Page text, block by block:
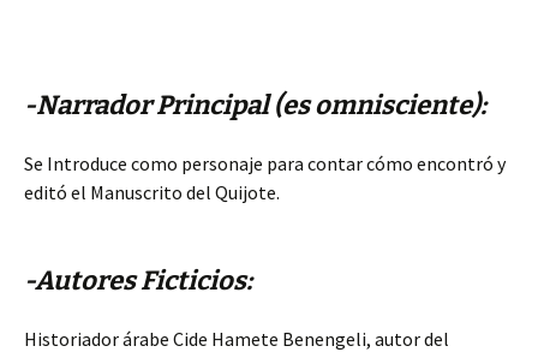
-Narrador Principal (es omnisciente):
Se Introduce como personaje para contar cómo encontró y
editó el Manuscrito del Quijote.
-Autores Ficticios:
Historiador árabe Cide Hamete Benengeli, autor del